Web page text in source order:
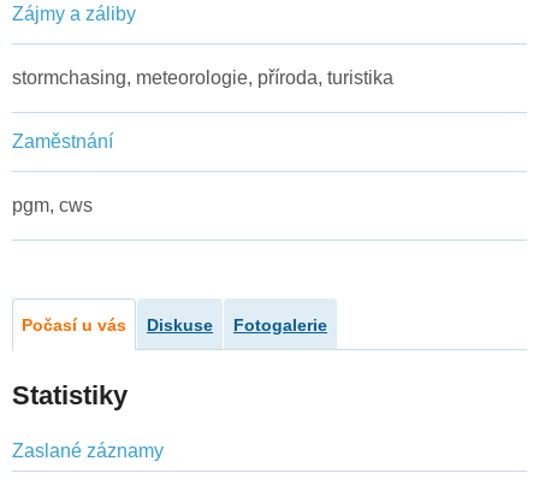
Zájmy a záliby
stormchasing, meteorologie, příroda, turistika
Zaměstnání
pgm, cws
Počasí u vás Diskuse Fotogalerie
Statistiky
Zaslané záznamy